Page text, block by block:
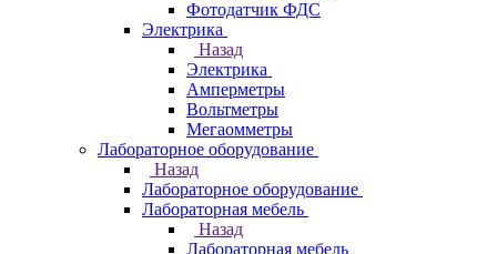
Фотодатчик ФДС
Электрика
Назад
Электрика
Амперметры
Вольтметры
Мегаомметры
Лабораторное оборудование
Назад
Лабораторное оборудование
Лабораторная мебель
Назад
Лабораторная мебель